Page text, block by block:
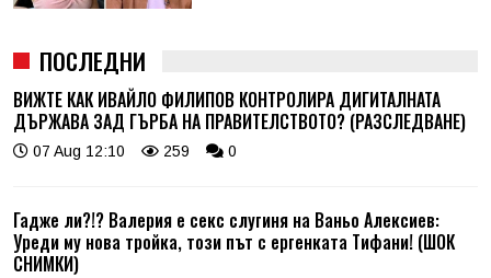
ПОСЛЕДНИ
ВИЖТЕ КАК ИВАЙЛО ФИЛИПОВ КОНТРОЛИРА ДИГИТАЛНАТА
ДЪРЖАВА ЗАД ГЪРБА НА ПРАВИТЕЛСТВОТО? (РАЗСЛЕДВАНЕ)
07 Aug 12:10 259 0
Гадже ли?!? Валерия е секс слугиня на Ваньо Алексиев:
Уреди му нова тройка, този път с ергенката Тифани! (ШОК
СНИМКИ)